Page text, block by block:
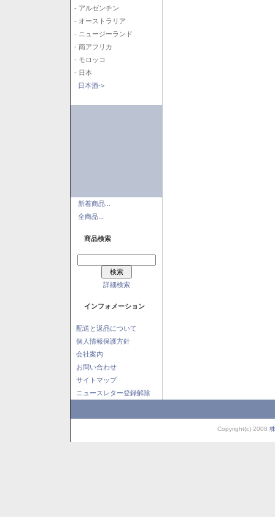
- アルゼンチン
- オーストラリア
- ニュージーランド
- 南アフリカ
- モロッコ
- 日本
日本酒->
新着商品...
全商品...
商品検索
詳細検索
インフォメーション
配送と返品について
個人情報保護方針
会社案内
お問い合わせ
サイトマップ
ニュースレター登録解除
Copyright(c) 2008